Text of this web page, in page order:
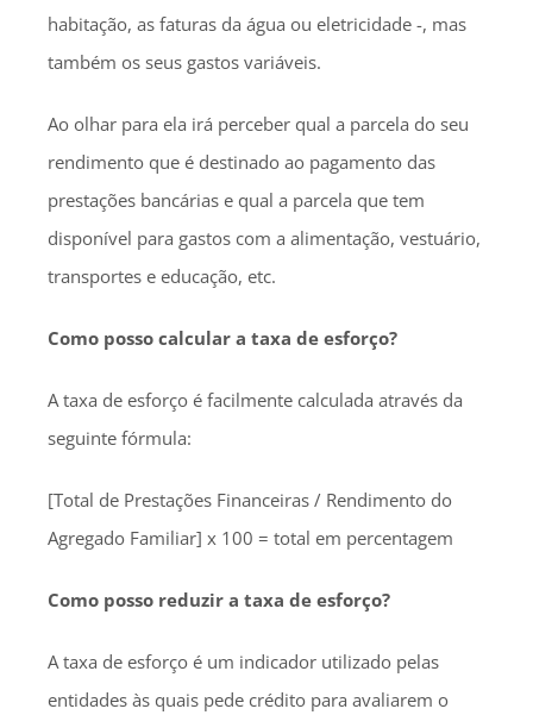
habitação, as faturas da água ou eletricidade -, mas
também os seus gastos variáveis.
Ao olhar para ela irá perceber qual a parcela do seu
rendimento que é destinado ao pagamento das
prestações bancárias e qual a parcela que tem
disponível para gastos com a alimentação, vestuário,
transportes e educação, etc.
Como posso calcular a taxa de esforço?
A taxa de esforço é facilmente calculada através da
seguinte fórmula:
[Total de Prestações Financeiras / Rendimento do
Agregado Familiar] x 100 = total em percentagem
Como posso reduzir a taxa de esforço?
A taxa de esforço é um indicador utilizado pelas
entidades às quais pede crédito para avaliarem o